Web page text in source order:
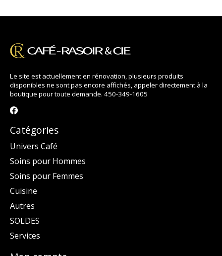
Le site est actuellement en rénovation, plusieurs produits
disponibles ne sont pas encore affichés, appeler directement à la
boutique pour toute demande. 450-349-1605
Catégories
Univers Café
Soins pour Hommes
Soins pour Femmes
Cuisine
Autres
SOLDES
Services